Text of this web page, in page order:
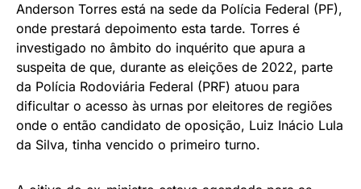
Anderson Torres está na sede da Polícia Federal (PF),
onde prestará depoimento esta tarde. Torres é
investigado no âmbito do inquérito que apura a
suspeita de que, durante as eleições de 2022, parte
da Polícia Rodoviária Federal (PRF) atuou para
dificultar o acesso às urnas por eleitores de regiões
onde o então candidato de oposição, Luiz Inácio Lula
da Silva, tinha vencido o primeiro turno.